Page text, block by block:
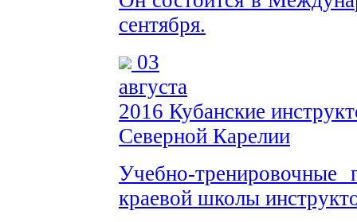
сентября.
03
августа
2016 Кубанские
Северной Карелии
Учебно-
краевой школы